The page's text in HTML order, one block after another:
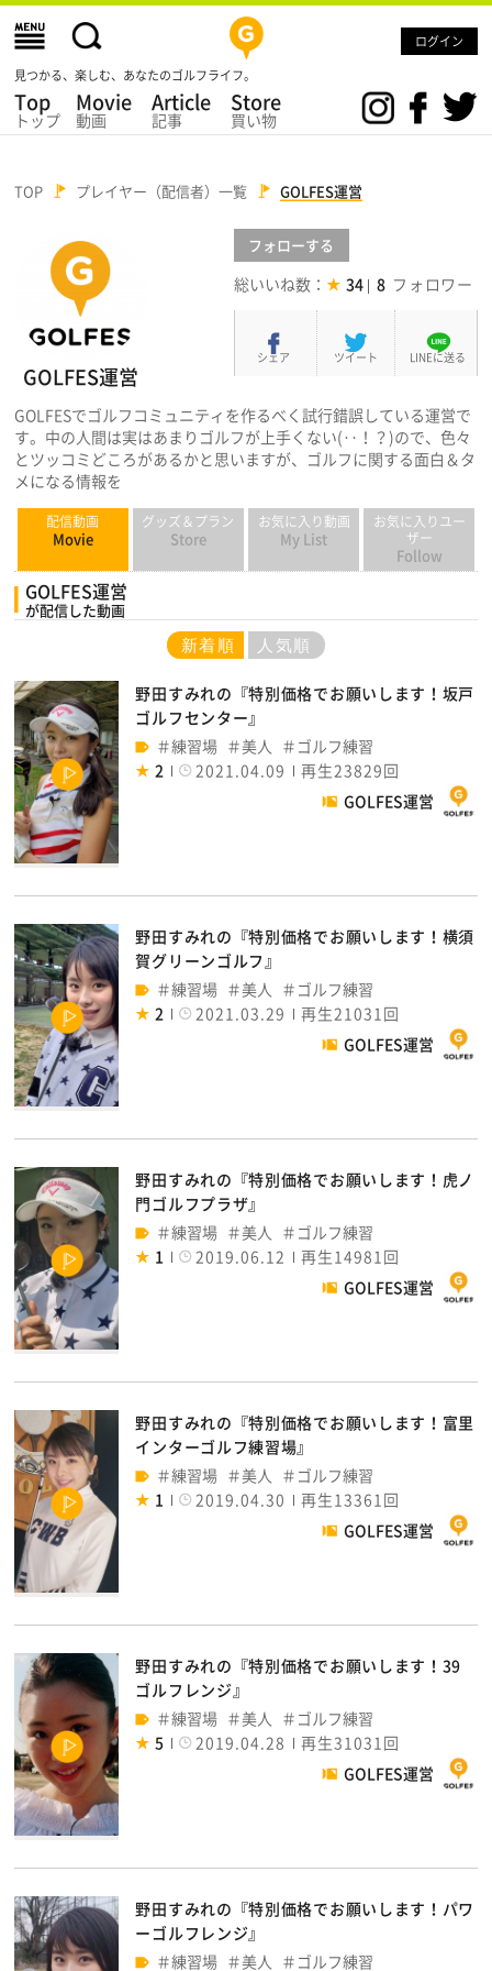
ログイン
見つかる、楽しむ、あなたのゴルフライフ。
Top
トップ
Movie
動画
Article
記事
Store
買い物
TOP プレイヤー（配信者）一覧 GOLFES運営
GOLFES運営
フォローする
総いいね数： 34 8
シェア ツイート LINEに送る
GOLFESでゴルフコミュニティを作るべく試行錯誤している運営で
す。中の人間は実はあまりゴルフが上手くない(‥！？)ので、色々
とツッコミどころがあるかと思いますが、ゴルフに関する面白＆タ
メになる情報を
配信動画
Movie
グッズ＆プラン
Store
お気に入り動画
My List
お気に入りユー
ザー
Follow
GOLFES運営
が配信した動画
新着順 人気順
野田すみれの『特別価格でお願いします！坂戸
ゴルフセンター』
練習場
美人
ゴルフ練習
2
2021.04.09
再生23829回
GOLFES運営
野田すみれの『特別価格でお願いします！横須
賀グリーンゴルフ』
練習場
美人
ゴルフ練習
2
2021.03.29
再生21031回
GOLFES運営
野田すみれの『特別価格でお願いします！虎ノ
門ゴルフプラザ』
練習場
美人
ゴルフ練習
1
2019.06.12
再生14981回
GOLFES運営
野田すみれの『特別価格でお願いします！富里
インターゴルフ練習場』
練習場
美人
ゴルフ練習
1
2019.04.30
再生13361回
GOLFES運営
野田すみれの『特別価格でお願いします！39
ゴルフレンジ』
練習場
美人
ゴルフ練習
5
2019.04.28
再生31031回
GOLFES運営
野田すみれの『特別価格でお願いします！パワ
ーゴルフレンジ』
練習場
美人 ゴルフ練習